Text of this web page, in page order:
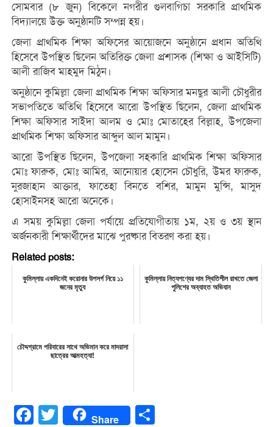
সোমবার (৮ জুন) বিকেলে নগরীর গুলবাগিচা সরকারি প্রাথমিক
বিদ্যালয়ে উক্ত অনুষ্ঠানটি সম্পন্ন হয়।
জেলা প্রাথমিক শিক্ষা অফিসের আয়োজনে অনুষ্ঠানে প্রধান অতিথি
হিসেবে উপস্থিত ছিলেন অতিরিক্ত জেলা প্রশাসক (শিক্ষা ও আইসিটি)
আলী রাজিব মাহমুদ মিঠুন।
অনুষ্ঠানে কুমিল্লা জেলা প্রাথমিক শিক্ষা অফিসার মনছুর আলী চৌধুরীর
সভাপতিতে অতিথি হিসেবে আরো উপস্থিত ছিলেন, জেলা প্রাথমিক
শিক্ষা অফিসার সাইদা আলম ও মোঃ মোতাহের বিল্লাহ, উপজেলা
প্রাথমিক শিক্ষা অফিসার আব্দুল আল মামুন।
আরো উপস্থিত ছিলেন, উপজেলা সহকারি প্রাথমিক শিক্ষা অফিসার
মোঃ ফারুক, মোঃ আমির, আনোয়ার হোসেন চৌধুরি, উমর ফারুক,
নুরজাহান আক্তার, ফাতেহা বিনতে বশির, মামুন মুন্সি, মাসুদ
হোসাইনসহ আরো অনেকে।
এ সময় কুমিল্লা জেলা পর্যায়ে প্রতিযোগীতায় ১ম, ২য় ও ৩য় স্থান
অর্জনকারী শিক্ষার্থীদের মাঝে পুরষ্কার বিতরণ করা হয়।
Related posts:
কুমিল্লায় একদিনেই করোনার উপসর্গ নিয়ে ১১
জনের মৃত্যু
কুমিল্লায় নিত্যপণ্যের দাম স্থিতিশীল রাখতে জেলা
পুলিশের অব্যাহত অভিযান
চৌদ্দগ্রামে পরিবারের সাথে অভিমান করে মাদরাসা
ছাত্রের আত্মহত্যা!
Facebook
Twitter Share